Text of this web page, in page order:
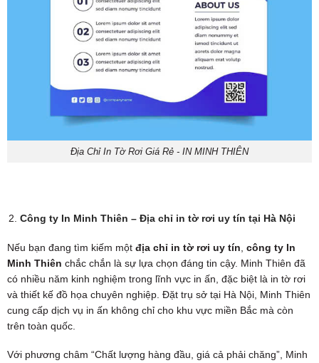
Địa Chỉ In Tờ Rơi Giá Rẻ - IN MINH THIÊN
Công ty In Minh Thiên – Địa chỉ in tờ rơi uy tín tại Hà Nội
Nếu bạn đang tìm kiếm một địa chỉ in tờ rơi uy tín công ty In
Minh Thiên chắc chắn là sự lựa chọn đáng tin cậy. Minh Thiên đã
có nhiều năm kinh nghiệm trong lĩnh vực in ấn, đặc biệt là in tờ rơi
và thiết kế đồ họa chuyên nghiệp. Đặt trụ sở tại Hà Nội, Minh Thiên
cung cấp dịch vụ in ấn không chỉ cho khu vực miền Bắc mà còn
trên toàn quốc.
Với phương châm “Chất lượng hàng đầu, giá cả phải chăng”, Minh